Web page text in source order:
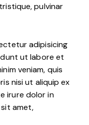
pulvinar
adipisicing
ut labore et
veniam, quis
nisi ut aliquip ex
irure dolor in
amet,